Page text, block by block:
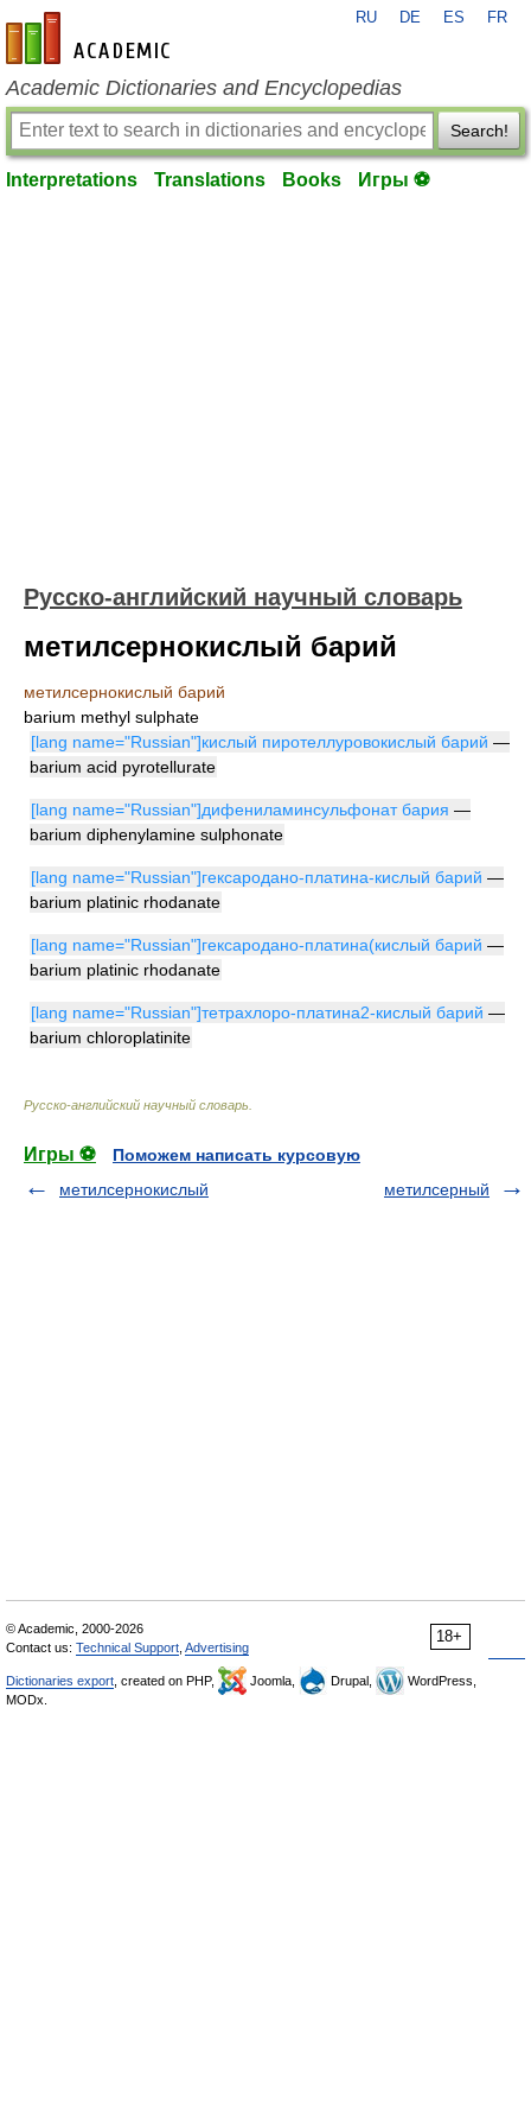
en-academic.com
RU DE ES FR
Academic Dictionaries and Encyclopedias
Search!
Interpretations Translations Books Игры ⚽
Русско-английский научный словарь
метилсернокислый барий
метилсернокислый барий
barium methyl sulphate
[lang name="Russian"]кислый пиротеллуровокислый барий —
barium acid pyrotellurate
[lang name="Russian"]дифениламинсульфонат бария —
barium diphenylamine sulphonate
[lang name="Russian"]гексародано-платина-кислый барий —
barium platinic rhodanate
[lang name="Russian"]гексародано-платина(кислый барий —
barium platinic rhodanate
[lang name="Russian"]тетрахлоро-платина2-кислый барий —
barium chloroplatinite
Русско-английский научный словарь
Игры ⚽
Поможем написать курсовую
метилсернокислый
метилсерный
18+
© Academic, 2000-2026
Contact us: Technical Support Advertising
Dictionaries export , created on PHP, Joomla, Drupal,
WordPress,
MODx.